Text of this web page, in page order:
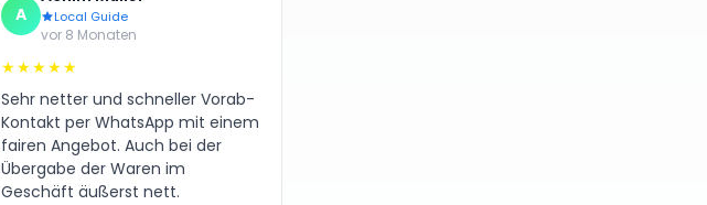
A Local Guide
vor 8 Monaten
★★★★★
Sehr netter und schneller Vorab-
Kontakt per WhatsApp mit einem
fairen Angebot. Auch bei der
Übergabe der Waren im
Geschäft äußerst nett.